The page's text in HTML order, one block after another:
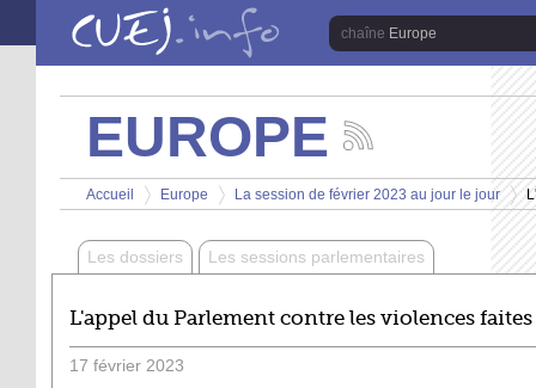
Aller au contenu principal
Europe
EUROPE
les
actualités
de
chaîne
Europe
Vous êtes ici
Accueil
>
Europe
>
La session de février 2023 au jour le jour
>
Les dossiers Les sessions parlementaires
L'appel du Parlement contre les violences
17 février 2023